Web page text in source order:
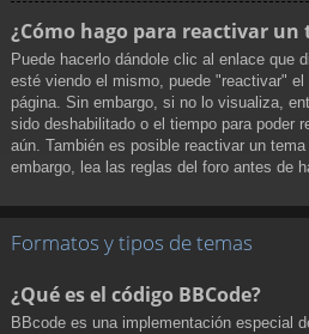
¿Cómo hago para reactivar un
Puede hacerlo dándole clic al enlace que
esté viendo el mismo, puede "reactivar"
página. Sin embargo, si no lo visualiza,
sido deshabilitado o el tiempo para poder
aún. También es posible reactivar un
embargo, lea las reglas del foro antes de
Formatos y tipos de temas
¿Qué es el código BBCode?
BBcode es una implementación especial